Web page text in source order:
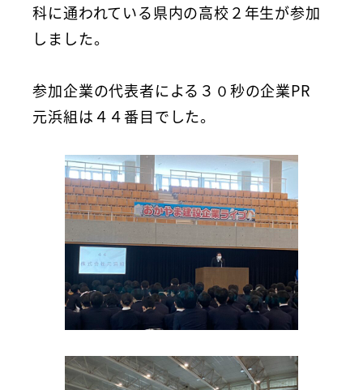
科に通われている県内の高校２年生が参加
しました。
参加企業の代表者による３０秒の企業PR
元浜組は４４番目でした。